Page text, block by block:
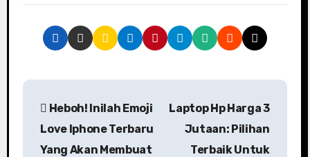
P
Heboh! Inilah Emoji
Love Iphone Terbaru
Yang Akan Membuat
Laptop Hp Harga 3
Jutaan: Pilihan
Terbaik Untuk